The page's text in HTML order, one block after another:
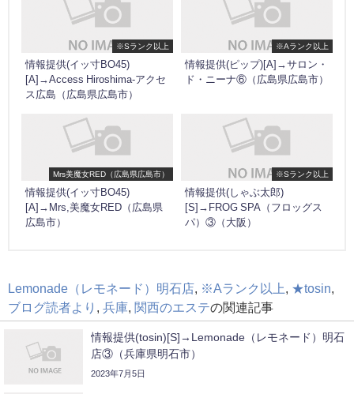
※Sランク以上
情報提供(イッ寸BO45)
[A]→Access Hiroshima-アクセ
ス広島（広島県広島市）
※Aランク以上
情報提供(ピップ)[A]→サロン・
ド・ニーナ⑥（広島県広島市）
Mrs美魔女RED（広島県広島市）
情報提供(イッ寸BO45)
[A]→Mrs,美魔女RED（広島県
広島市）
※Sランク以上
情報提供(しゃぶ太郎)
[S]→FROG SPA（フロッグス
パ）③（大阪）
Lemonade（レモネード）明石店 ※Aランク以上 ★tosin
ブログ読者より
兵庫 関西のエステの関連記事
情報提供(tosin)[S]→Lemonade（レモネード）明石
店③（兵庫県明石市）
2023年7月5日